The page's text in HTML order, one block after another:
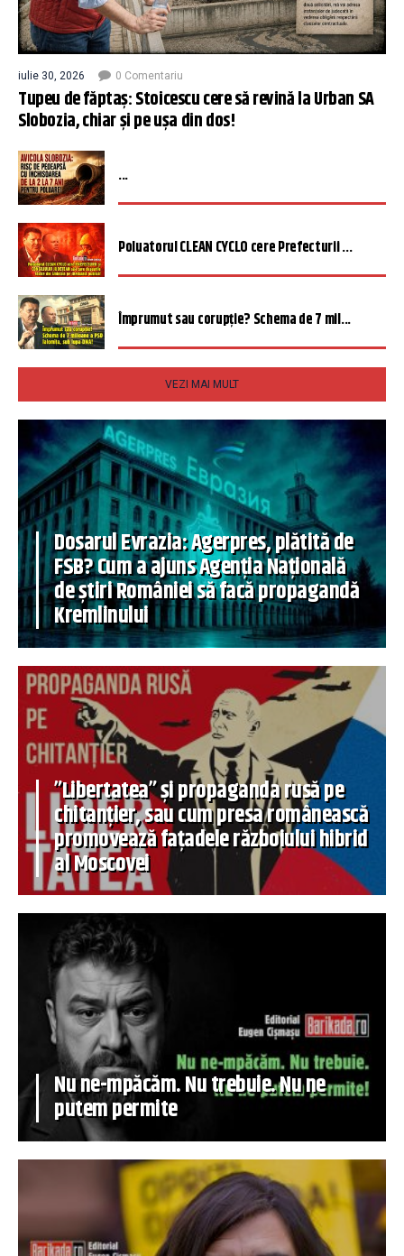
iulie 30, 2026 0 Comentariu
Tupeu de făptaș: Stoicescu cere să revină la Urban SA
Slobozia, chiar și pe ușa din dos!
...
Poluatorul CLEAN CYCLO cere Prefecturii ...
Împrumut sau corupție? Schema de 7 mil...
VEZI MAI MULT
Dosarul Evrazia: Agerpres, plătită de
FSB? Cum a ajuns Agenția Națională
de știri României să facă propagandă
Kremlinului
”Libertatea” și propaganda rusă pe
chitanțier, sau cum presa românească
promovează fațadele războiului hibrid
al Moscovei
Nu ne-mpăcăm. Nu trebuie. Nu ne
putem permite